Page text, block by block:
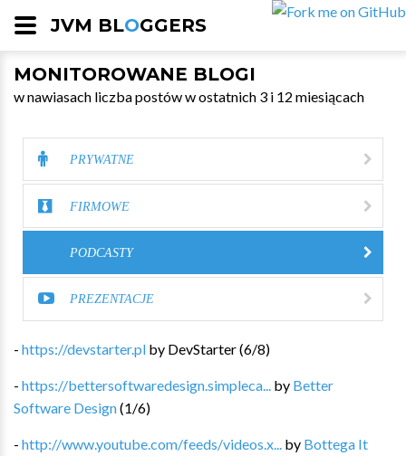
JVM BLOGGERS
MONITOROWANE BLOGI
w nawiasach liczba postów w ostatnich 3 i 12 miesiącach
PRYWATNE
FIRMOWE
PODCASTY
PREZENTACJE
- https://devstarter.pl by DevStarter(6/8)
- https://bettersoftwaredesign.simpleca... by Better
Software Design(1/6)
- http://www.youtube.com/feeds/videos.x... by Bottega It